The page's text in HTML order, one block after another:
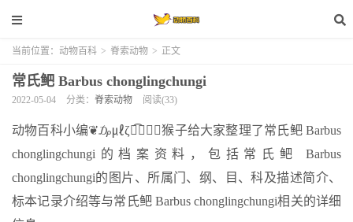
当前位置： 动物百科 > 脊索动物 > 正文
常氏鲃 Barbus chonglingchungi
2022-05-04 分类： 脊索动物 阅读(33)
动物百科小编❦₯㎕ζั͡✾✎﹏猴子给大家整理了常氏鲃 Barbus
chonglingchungi的档案资料，包括常氏鲃 Barbus
chonglingchungi的图片、所属门、纲、目、科及描述简介、
标本记录介绍等与常氏鲃 Barbus chonglingchungi相关的详细